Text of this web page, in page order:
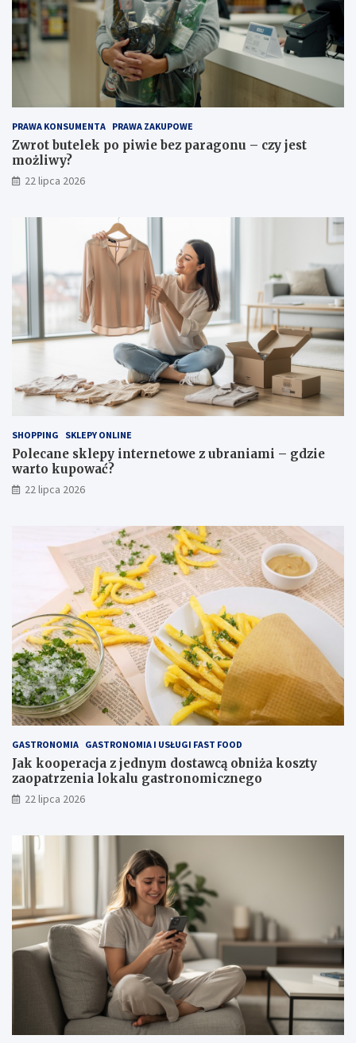
PRAWA KONSUMENTA PRAWA ZAKUPOWE
Zwrot butelek po piwie bez paragonu – czy jest
możliwy?
22 lipca 2026
SHOPPING SKLEPY ONLINE
Polecane sklepy internetowe z ubraniami – gdzie
warto kupować?
22 lipca 2026
GASTRONOMIA GASTRONOMIA I USŁUGI FAST FOOD
Jak kooperacja z jednym dostawcą obniża koszty
zaopatrzenia lokalu gastronomicznego
22 lipca 2026